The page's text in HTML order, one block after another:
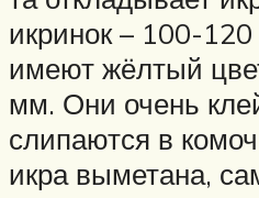
икринок – 100-
имеют жёлтый
мм. Они очень
слипаются в
икра выметана,